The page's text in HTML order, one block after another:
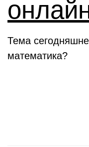
Тема
математика?